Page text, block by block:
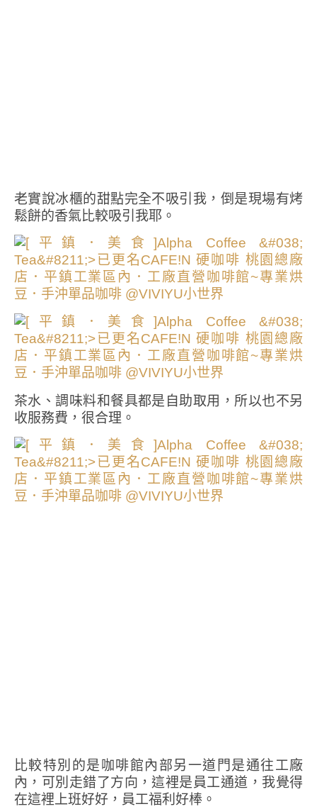
老實說冰櫃的甜點完全不吸引我，倒是現場有烤
鬆餅的香氣比較吸引我耶。
茶水、調味料和餐具都是自助取用，所以也不另
收服務費，很合理。
比較特別的是咖啡館內部另一道門是通往工廠
內，可別走錯了方向，這裡是員工通道，我覺得
在這裡上班好好，員工福利好棒。